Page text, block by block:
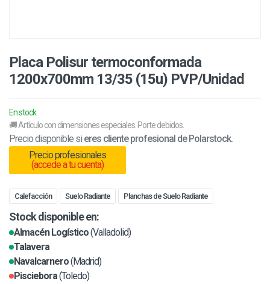
Placa Polisur termoconformada
1200x700mm 13/35 (15u) PVP/Unidad
En stock
🚚 Artículo con dimensiones especiales. Porte debidos.
Precio disponible si eres cliente profesional de Polarstock.
Precio profesionales
(accede a tu cuenta)
Calefacción Suelo Radiante Planchas de Suelo Radiante
Stock disponible en:
Almacén Logístico(Valladolid)
Talavera
Navalcarnero(Madrid)
Pisciebora(Toledo)